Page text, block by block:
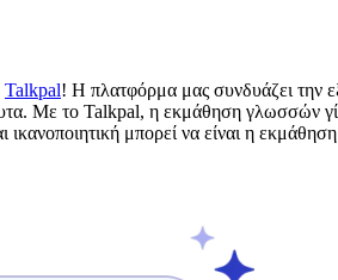
Talkpal! Η πλατφόρμα μας συνδυάζει την
Με το Talkpal, η εκμάθηση γλωσσών
ικανοποιητική μπορεί να είναι η